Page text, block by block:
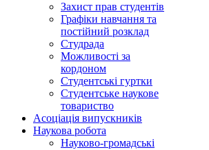
Захист прав студентів
Графіки навчання та
постійний розклад
Студрада
Можливості за
кордоном
Студентські гуртки
Студентське наукове
товариство
Асоціація випускників
Наукова робота
Науково-громадські